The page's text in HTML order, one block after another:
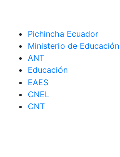
Pichincha Ecuador
Ministerio de Educación
ANT
Educación
EAES
CNEL
CNT